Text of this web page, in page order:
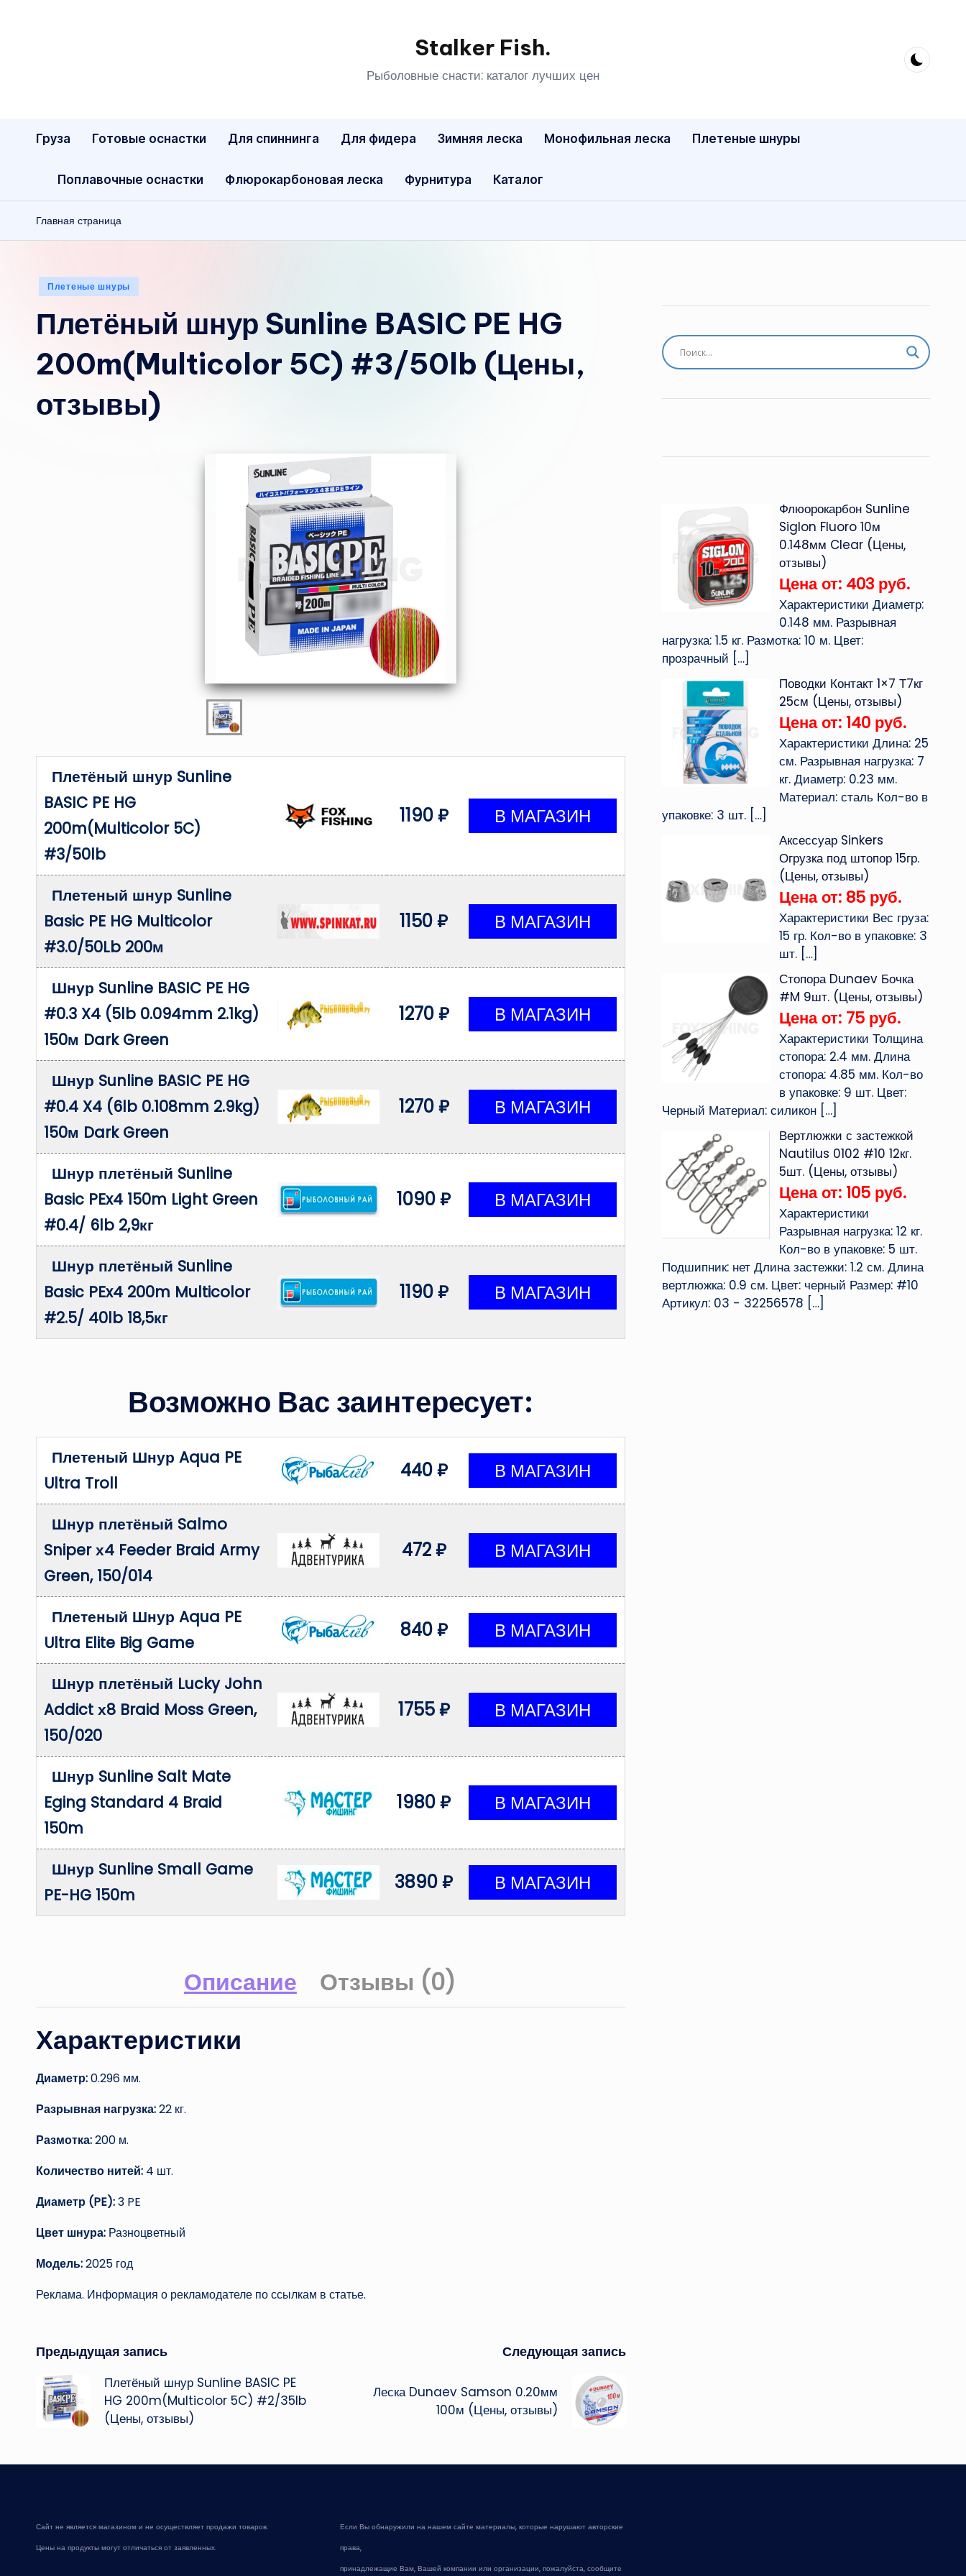
Stalker Fish.
Рыболовные снасти: каталог лучших цен
Груза Готовые оснастки Для спиннинга Для фидера Зимняя леска Монофильная леска Плетеные шнуры
Поплавочные оснастки Флюрокарбоновая леска Фурнитура Каталог
Главная страница
Опубликовано
Плетеные шнуры
Плетёный шнур Sunline BASIC PE HG
200m(Multicolor 5C) #3/50lb (Цены,
отзывы)
Плетёный шнур Sunline
BASIC PE HG
200m(Multicolor 5C)
#3/50lb
1190 ₽
Плетеный шнур Sunline
Basic PE HG Multicolor
#3.0/50Lb 200м
1150 ₽
Шнур Sunline BASIC PE HG
#0.3 X4 (5lb 0.094mm 2.1kg)
150м Dark Green
1270 ₽
Шнур Sunline BASIC PE HG
#0.4 X4 (6lb 0.108mm 2.9kg)
150м Dark Green
1270 ₽
Шнур плетёный Sunline
Basic PEx4 150m Light Green
#0.4/ 6lb 2,9кг
1090 ₽
Шнур плетёный Sunline
Basic PEx4 200m Multicolor
#2.5/ 40lb 18,5кг
1190 ₽
Возможно Вас заинтересует:
Плетеный Шнур Aqua PE
Ultra Troll
440 ₽
Шнур плетёный Salmo
Sniper х4 Feeder Braid Army
Green, 150/014
472 ₽
Плетеный Шнур Aqua PE
Ultra Elite Big Game
840 ₽
Шнур плетёный Lucky John
Addict х8 Braid Moss Green,
150/020
1755 ₽
Шнур Sunline Salt Mate
Eging Standard 4 Braid
150m
1980 ₽
Шнур Sunline Small Game
PE-HG 150m
3890 ₽
Описание Отзывы (0)
Характеристики
Диаметр:0.296 мм.
Разрывная нагрузка:22 кг.
Размотка:200 м.
Количество нитей: 4 шт.
Диаметр (PE):3 PE
Цвет шнура: Разноцветный
Модель:2025 год
Реклама. Информация о рекламодателе по ссылкам в статье.
Навигация
записи
Предыдущая запись
Плетёный шнур Sunline BASIC PE
HG 200m(Multicolor 5C) #2/35lb
(Цены, отзывы)
Следующая запись
Леска Dunaev Samson 0.20мм
100м (Цены, отзывы)
Флюорокарбон Sunline
Siglon Fluoro 10м
0.148мм Clear (Цены,
отзывы)
Цена от: 403 руб.
Характеристики Диаметр:
0.148 мм. Разрывная
нагрузка: 1.5 кг. Размотка: 10 м. Цвет:
прозрачный […]
Поводки Контакт 1×7 Т7кг
25см (Цены, отзывы)
Цена от: 140 руб.
Характеристики Длина: 25
см. Разрывная нагрузка: 7
кг. Диаметр: 0.23 мм.
Материал: сталь Кол-во в
упаковке: 3 шт.[…]
Аксессуар Sinkers
Огрузка под штопор 15гр.
(Цены, отзывы)
Цена от: 85 руб.
Характеристики Вес груза:
15 гр. Кол-во в упаковке: 3
шт.[…]
Стопора Dunaev Бочка
#M 9шт. (Цены, отзывы)
Цена от: 75 руб.
Характеристики Толщина
стопора: 2.4 мм. Длина
стопора: 4.85 мм. Кол-во
в упаковке: 9 шт. Цвет:
Черный Материал: силикон[…]
Вертлюжки с застежкой
Nautilus 0102 #10 12кг.
5шт. (Цены, отзывы)
Цена от: 105 руб.
Характеристики
Разрывная нагрузка: 12 кг.
Кол-во в упаковке: 5 шт.
Подшипник: нет Длина застежки: 1.2 см. Длина
вертлюжка: 0.9 см. Цвет: черный Размер: #10
Артикул: 03 - 32256578 […]
Сайт не является магазином и не осуществляет продажи товаров.
Цены на продукты могут отличаться от заявленных.
Если Вы обнаружили на нашем сайте материалы, которые нарушают авторские
права,
принадлежащие Вам, Вашей компании или организации, пожалуйста, сообщите